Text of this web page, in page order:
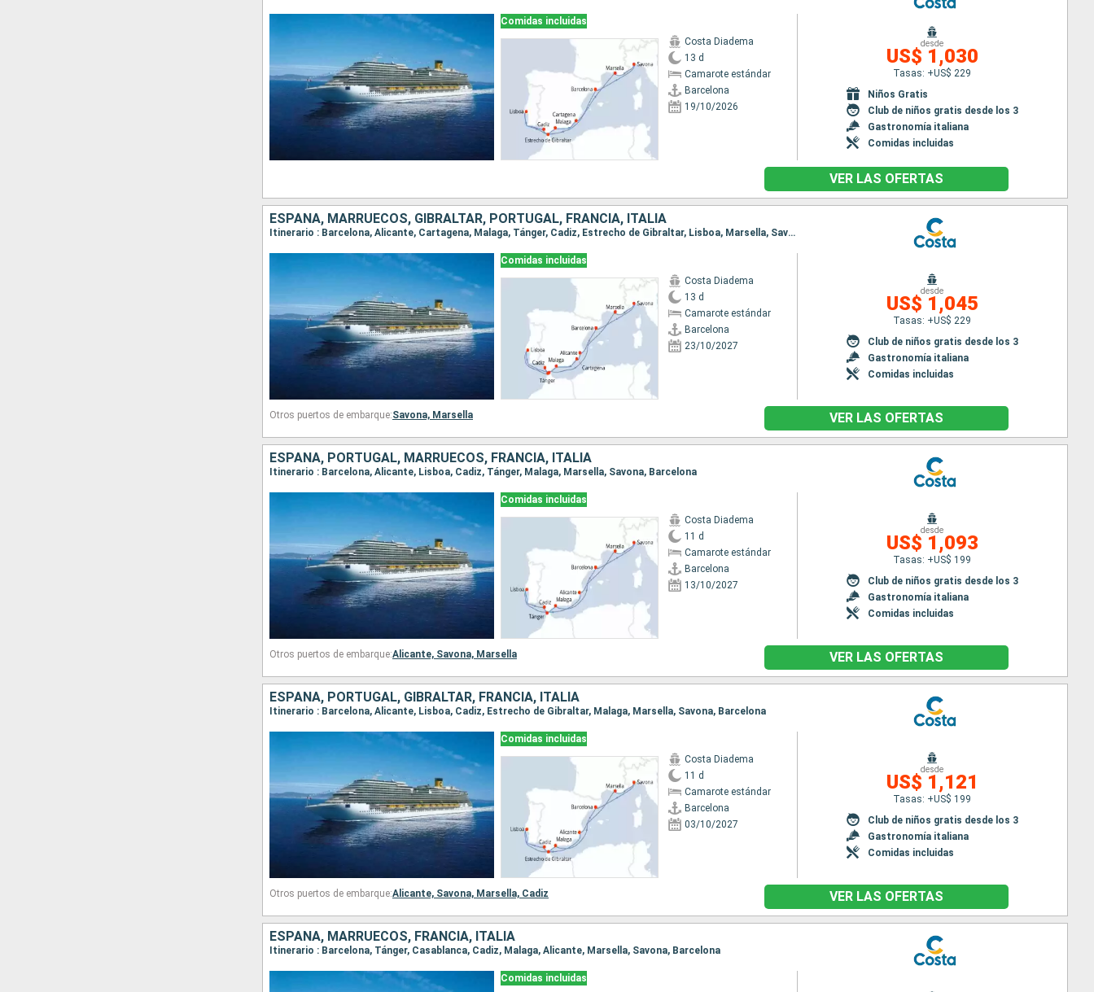
Comidas incluidas
Costa Diadema
13 d
Camarote estándar
Barcelona
19/10/2026
desde
US$ 1,030
Tasas: +US$ 229
Niños Gratis
Club de niños gratis desde los 3
Gastronomía italiana
Comidas incluidas
VER LAS OFERTAS
ESPAÑA, MARRUECOS, GIBRALTAR, PORTUGAL, FRANCIA, ITALIA
Itinerario : Barcelona, Alicante, Cartagena, Malaga, Tánger, Cadiz, Estrecho de Gibraltar, Lisboa, Marsella, Savona, Barcelona
Comidas incluidas
Costa Diadema
13 d
Camarote estándar
Barcelona
23/10/2027
desde
US$ 1,045
Tasas: +US$ 229
Club de niños gratis desde los 3
Gastronomía italiana
Comidas incluidas
Otros puertos de embarque:Savona, Marsella VER LAS OFERTAS
ESPAÑA, PORTUGAL, MARRUECOS, FRANCIA, ITALIA
Itinerario : Barcelona, Alicante, Lisboa, Cadiz, Tánger, Malaga, Marsella, Savona, Barcelona
Comidas incluidas
Costa Diadema
11 d
Camarote estándar
Barcelona
13/10/2027
desde
US$ 1,093
Tasas: +US$ 199
Club de niños gratis desde los 3
Gastronomía italiana
Comidas incluidas
Otros puertos de embarque:Alicante, Savona, Marsella VER LAS OFERTAS
ESPAÑA, PORTUGAL, GIBRALTAR, FRANCIA, ITALIA
Itinerario : Barcelona, Alicante, Lisboa, Cadiz, Estrecho de Gibraltar, Malaga, Marsella, Savona, Barcelona
Comidas incluidas
Costa Diadema
11 d
Camarote estándar
Barcelona
03/10/2027
desde
US$ 1,121
Tasas: +US$ 199
Club de niños gratis desde los 3
Gastronomía italiana
Comidas incluidas
Otros puertos de embarque:Alicante, Savona, Marsella, Cadiz VER LAS OFERTAS
ESPAÑA, MARRUECOS, FRANCIA, ITALIA
Itinerario : Barcelona, Tánger, Casablanca, Cadiz, Malaga, Alicante, Marsella, Savona, Barcelona
Comidas incluidas